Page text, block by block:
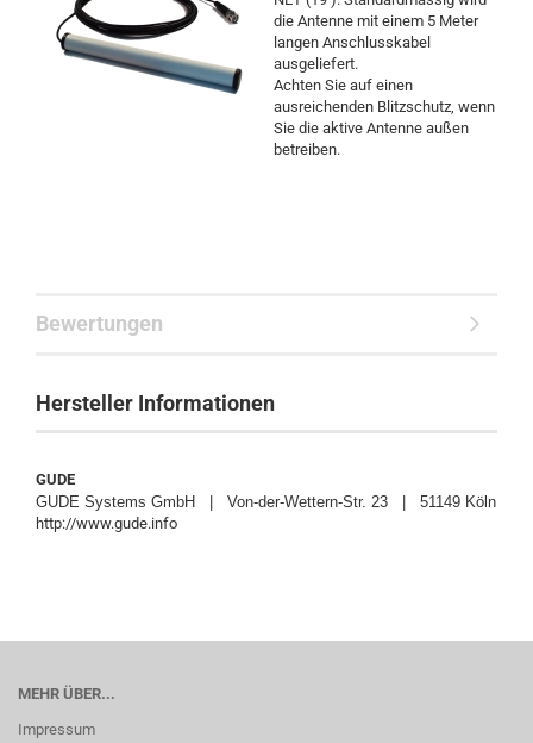
die Antenne mit einem 5 Meter
langen Anschlusskabel
ausgeliefert.
Achten Sie auf einen
ausreichenden Blitzschutz, wenn
Sie die aktive Antenne außen
betreiben.
Bewertungen
Hersteller Informationen
GUDE
GUDE Systems GmbH | Von-der-Wettern-Str. 23 | 51149 Köln
http://www.gude.info
MEHR ÜBER...
Impressum